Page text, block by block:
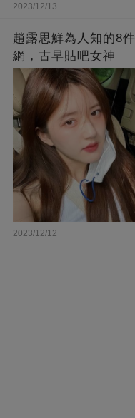
2023/12/13
趙露思鮮為人知的8
網，古早貼吧女神
2023/12/12